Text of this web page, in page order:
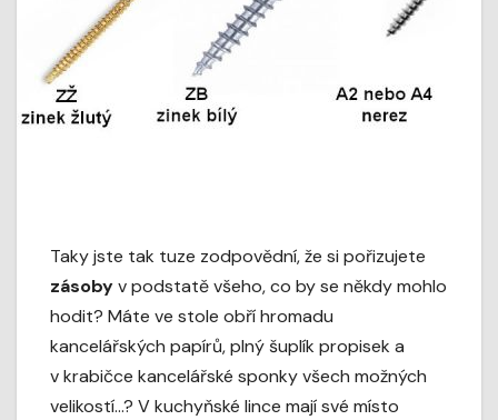
Taky jste tak tuze zodpovědní, že si pořizujete
zásobyv podstatě všeho, co by se někdy mohlo
hodit? Máte ve stole obří hromadu
kancelářských papírů, plný šuplík propisek a
v krabičce kancelářské sponky všech možných
velikostí…? V kuchyňské lince mají své místo